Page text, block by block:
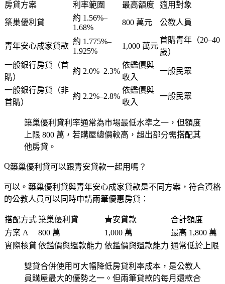
房貸方案 利率範圍 最高額度 適用對象
築巢優利貸
約 1.56%–
1.68%
800 萬元 公教人員
青年安心成家貸款
約 1.775%–
1.925%
1,000 萬元
首購青年（20–40
歲）
一般銀行房貸（首
購）
約 2.0%–2.3%
依鑑價與
收入
一般民眾
一般銀行房貸（非
首購）
約 2.2%–2.8%
依鑑價與
收入
一般民眾
築巢優利貸利率通常為市場最低水準之一，但額度
上限 800 萬，若購屋總價較高，超出部分需搭配其
他房貸。
築巢優利貸可以跟青安貸款一起用嗎？
可以。築巢優利貸與青年安心成家貸款是不同方案，符合資格
的公教人員可以同時申請兩筆優惠房貸：
搭配方式築巢優利貸 青安貸款
合計額度
方案 A
800 萬 1,000 萬
最高 1,800 萬
實際核貸 依鑑價與還款能力 依鑑價與還款能力 通常低於上限
雙貸合併使用可大幅降低房貸利率成本，是公教人
員購屋最大的優勢之一。但兩筆貸款的每月還款合